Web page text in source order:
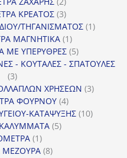
προϊόντα
ΚΡΕΑΤΟΣ 33
προϊόντα
ΤΗΓΑΝΙΣΜΑΤΟΣ 11
ΜΑΓΝΗΤΙΚΑ 11
προϊόν
ΜΕ ΥΠΕΡΥΘΡΕΣ 55
προϊόντα
- ΚΟΥΤΑΛΕΣ - ΣΠΑΤΟΥΛΕΣ
33
προϊόνταΧΡΗΣΕΩΝ 33
ΦΟΥΡΝΟΥ 44
προϊόντα
ΚΑΤΑΨΥΞΗΣ 1010
55
11
προϊόν
ΜΕΖΟΥΡΑ 88